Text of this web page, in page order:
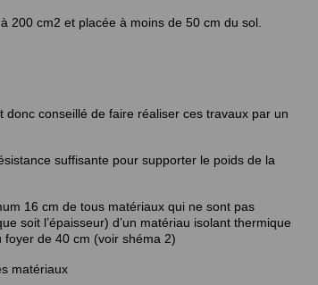
200 cm2 et placée à moins de 50 cm du sol.
conseillé de faire réaliser ces travaux par un
suffisante pour supporter le poids de la
16 cm de tous matériaux qui ne sont pas
soit l’épaisseur) d’un matériau isolant thermique
foyer de 40 cm (voir shéma 2)
matériaux